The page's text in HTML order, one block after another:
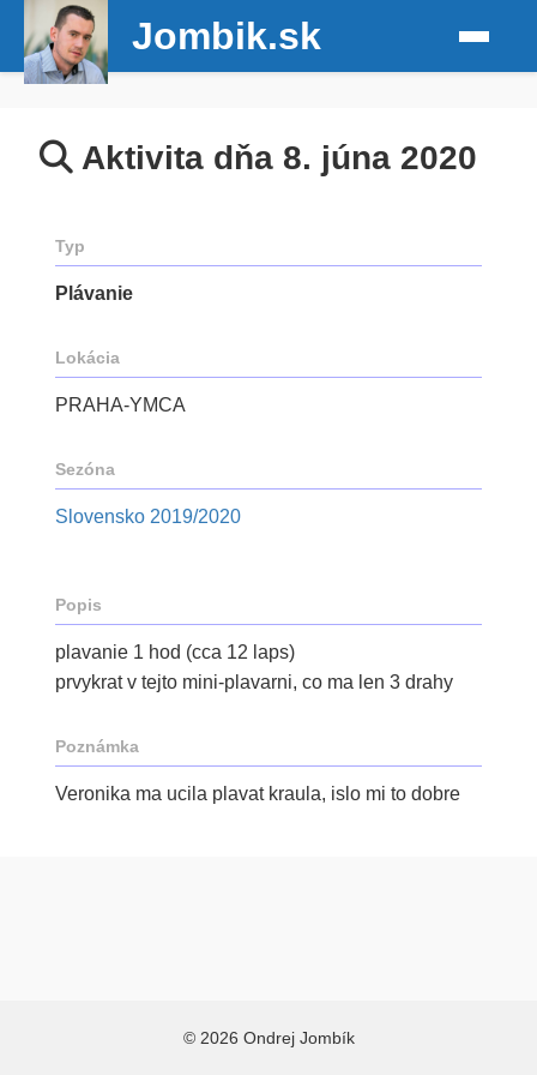
Jombik.sk
Aktivita dňa 8. júna 2020
Typ
Plávanie
Lokácia
PRAHA-YMCA
Sezóna
Slovensko 2019/2020
Popis
plavanie 1 hod (cca 12 laps)
prvykrat v tejto mini-plavarni, co ma len 3 drahy
Poznámka
Veronika ma ucila plavat kraula, islo mi to dobre
© 2026 Ondrej Jombík